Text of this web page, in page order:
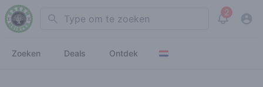
Search 2
View
Zoeken Deals Ontdek